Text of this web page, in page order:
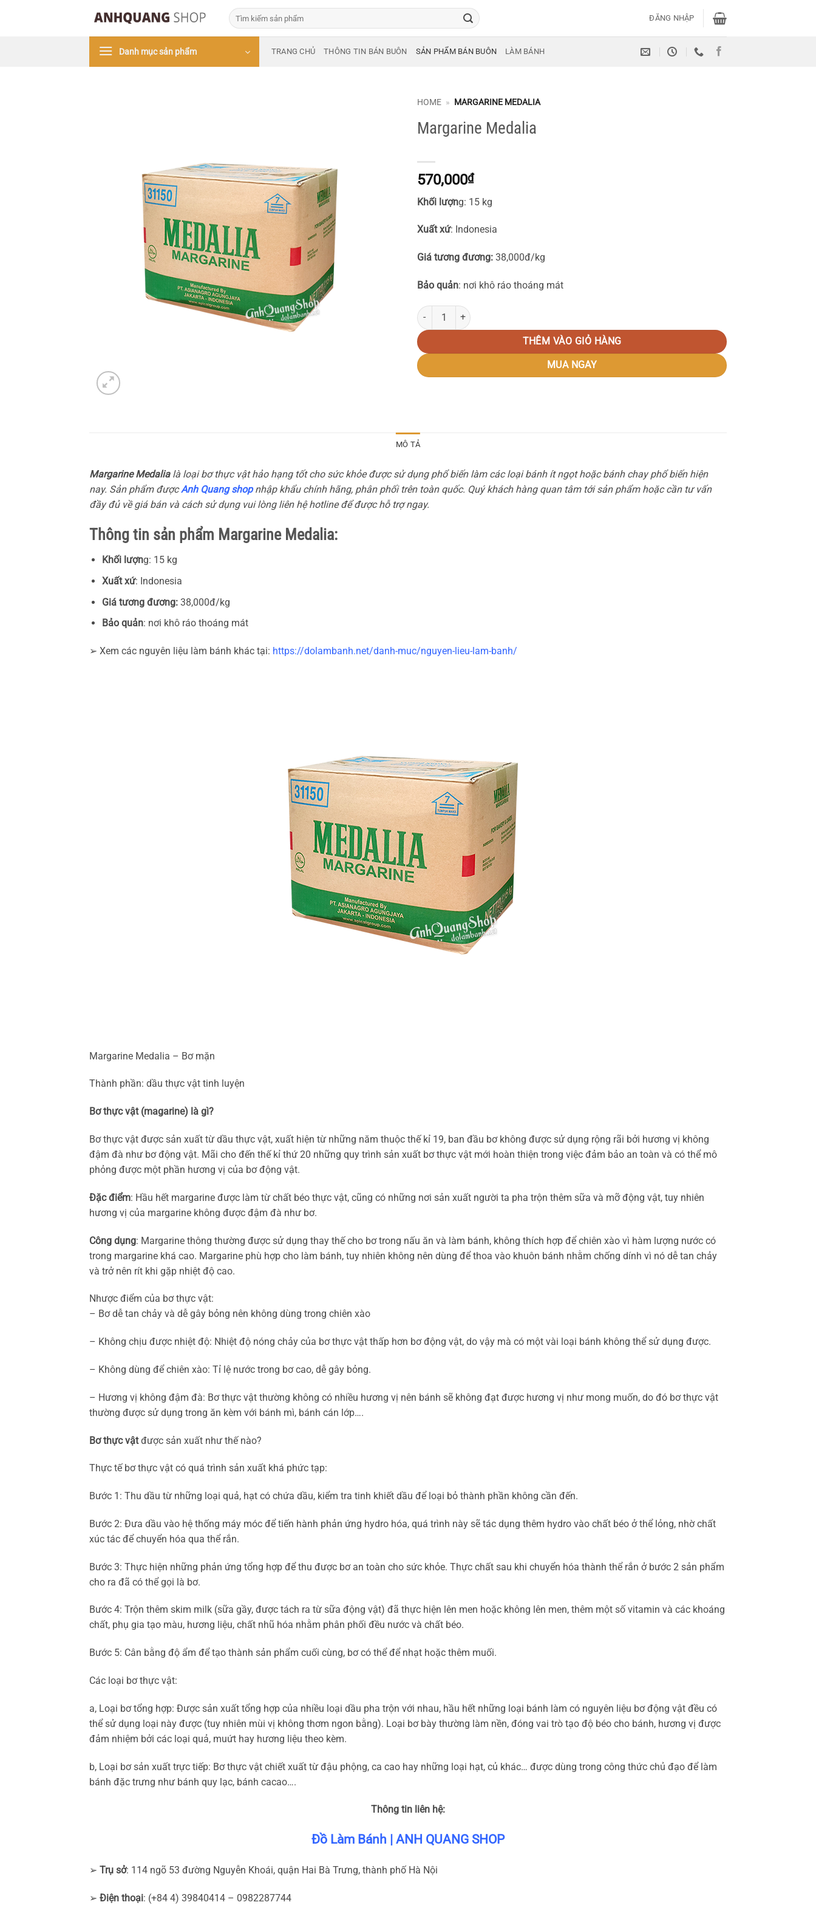
Tìm
kiếm:
ĐĂNG NHẬP
Danh mục sản phẩm TRANG CHỦ THÔNG TIN BÁN BUÔN SẢN PHẨM BÁN BUÔN LÀM BÁNH
HOME » MARGARINE MEDALIA
Margarine Medalia
570,000₫
Khối lượng: 15 kg
Xuất xứ: Indonesia
Giá tương đương: 38,000đ/kg
Bảo quản: nơi khô ráo thoáng mát
Margarine Medalia số lượng
THÊM VÀO GIỎ HÀNG
MUA NGAY
MÔ TẢ
Margarine Medalialà loại bơ thực vật hảo hạng tốt cho sức khỏe được sử dụng phổ biến làm các loại bánh ít ngọt hoặc bánh chay phổ biến hiện
nay. Sản phẩm đượcAnh Quang shopnhập khẩu chính hãng, phân phối trên toàn quốc. Quý khách hàng quan tâm tới sản phẩm hoặc cần tư vấn
đầy đủ về giá bán và cách sử dụng vui lòng liên hệ hotline để được hỗ trợ ngay.
Thông tin sản phẩm Margarine Medalia:
Khối lượng: 15 kg
Xuất xứ: Indonesia
Giá tương đương:38,000đ/kg
Bảo quản: nơi khô ráo thoáng mát
➢ Xem các nguyên liệu làm bánh khác tại: https://dolambanh.net/danh-muc/nguyen-lieu-lam-banh/
Margarine Medalia – Bơ mặn
Thành phần: dầu thực vật tinh luyện
Bơ thực vật (magarine) là gì?
Bơ thực vật được sản xuất từ dầu thực vật, xuất hiện từ những năm thuộc thế kỉ 19, ban đầu bơ không được sử dụng rộng rãi bởi hương vị không
đậm đà như bơ động vật. Mãi cho đến thế kỉ thứ 20 những quy trình sản xuất bơ thực vật mới hoàn thiện trong việc đảm bảo an toàn và có thể mô
phỏng được một phần hương vị của bơ động vật.
Đặc điểm: Hầu hết margarine được làm từ chất béo thực vật, cũng có những nơi sản xuất người ta pha trộn thêm sữa và mỡ động vật, tuy nhiên
hương vị của margarine không được đậm đà như bơ.
Công dụng: Margarine thông thường được sử dụng thay thế cho bơ trong nấu ăn và làm bánh, không thích hợp để chiên xào vì hàm lượng nước có
trong margarine khá cao. Margarine phù hợp cho làm bánh, tuy nhiên không nên dùng để thoa vào khuôn bánh nhằm chống dính vì nó dễ tan chảy
và trở nên rít khi gặp nhiệt độ cao.
Nhược điểm của bơ thực vật:
– Bơ dễ tan chảy và dễ gây bỏng nên không dùng trong chiên xào
– Không chịu được nhiệt độ: Nhiệt độ nóng chảy của bơ thực vật thấp hơn bơ động vật, do vậy mà có một vài loại bánh không thể sử dụng được.
– Không dùng để chiên xào: Tỉ lệ nước trong bơ cao, dễ gây bỏng.
– Hương vị không đậm đà: Bơ thực vật thường không có nhiều hương vị nên bánh sẽ không đạt được hương vị như mong muốn, do đó bơ thực vật
thường được sử dụng trong ăn kèm với bánh mì, bánh cán lớp….
Bơ thực vậtđược sản xuất như thế nào?
Thực tế bơ thực vật có quá trình sản xuất khá phức tạp:
Bước 1: Thu dầu từ những loại quả, hạt có chứa dầu, kiểm tra tinh khiết dầu để loại bỏ thành phần không cần đến.
Bước 2: Đưa dầu vào hệ thống máy móc để tiến hành phản ứng hydro hóa, quá trình này sẽ tác dụng thêm hydro vào chất béo ở thể lỏng, nhờ chất
xúc tác để chuyển hóa qua thể rắn.
Bước 3: Thực hiện những phản ứng tổng hợp để thu được bơ an toàn cho sức khỏe. Thực chất sau khi chuyển hóa thành thể rắn ở bước 2 sản phẩm
cho ra đã có thể gọi là bơ.
Bước 4: Trộn thêm skim milk (sữa gầy, được tách ra từ sữa động vật) đã thực hiện lên men hoặc không lên men, thêm một số vitamin và các khoáng
chất, phụ gia tạo màu, hương liệu, chất nhũ hóa nhằm phân phối đều nước và chất béo.
Bước 5: Cân bằng độ ẩm để tạo thành sản phẩm cuối cùng, bơ có thể để nhạt hoặc thêm muối.
Các loại bơ thực vật:
a, Loại bơ tổng hợp: Được sản xuất tổng hợp của nhiều loại dầu pha trộn với nhau, hầu hết những loại bánh làm có nguyên liệu bơ động vật đều có
thể sử dụng loại này được (tuy nhiên mùi vị không thơm ngon bằng). Loại bơ bày thường làm nền, đóng vai trò tạo độ béo cho bánh, hương vị được
đảm nhiệm bởi các loại quả, muứt hay hương liệu theo kèm.
b, Loại bơ sản xuất trực tiếp: Bơ thực vật chiết xuất từ đậu phộng, ca cao hay những loại hạt, củ khác… được dùng trong công thức chủ đạo để làm
bánh đặc trưng như bánh quy lạc, bánh cacao….
Thông tin liên hệ:
Đồ Làm Bánh | ANH QUANG SHOP
➢ Trụ sở: 114 ngõ 53 đường Nguyễn Khoái, quận Hai Bà Trưng, thành phố Hà Nội
➢ Điện thoại: (+84 4) 39840414 – 0982287744